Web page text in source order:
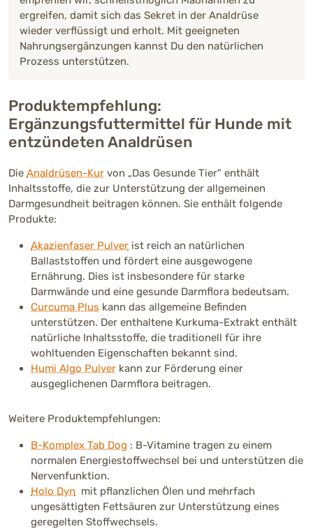
ergreifen, damit sich das Sekret in der Analdrüse
wieder verflüssigt und erholt. Mit geeigneten
Nahrungsergänzungen kannst Du den natürlichen
Prozess unterstützen.
Produktempfehlung:
Ergänzungsfuttermittel für Hunde mit
entzündeten Analdrüsen
Die Analdrüsen-Kur von „Das Gesunde Tier" enthält
Inhaltsstoffe, die zur Unterstützung der allgemeinen
Darmgesundheit beitragen können. Sie enthält folgende
Produkte:
Akazienfaser Pulver ist reich an natürlichen
Ballaststoffen und fördert eine ausgewogene
Ernährung. Dies ist insbesondere für starke
Darmwände und eine gesunde Darmflora bedeutsam.
Curcuma Plus kann das allgemeine Befinden
unterstützen. Der enthaltene Kurkuma-Extrakt enthält
natürliche Inhaltsstoffe, die traditionell für ihre
wohltuenden Eigenschaften bekannt sind.
Humi Algo Pulver kann zur Förderung einer
ausgeglichenen Darmflora beitragen.
Weitere Produktempfehlungen:
B-Komplex Tab Dog : B-Vitamine tragen zu einem
normalen Energiestoffwechsel bei und unterstützen die
Nervenfunktion.
Holo Dyn mit pflanzlichen Ölen und mehrfach
ungesättigten Fettsäuren zur Unterstützung eines
geregelten Stoffwechsels.